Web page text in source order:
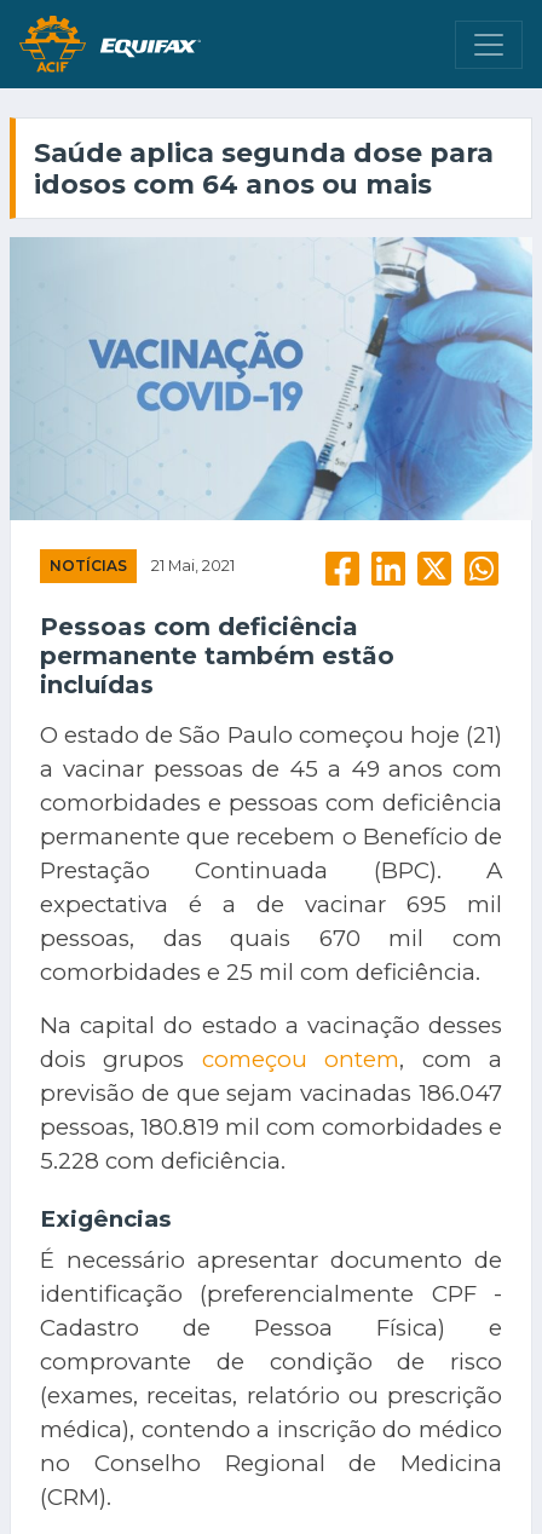
Saúde aplica segunda dose para
idosos com 64 anos ou mais
NOTÍCIAS 21 Mai, 2021
Pessoas com deficiência
permanente também estão
incluídas
O estado de São Paulo começou hoje (21)
a vacinar pessoas de 45 a 49 anos com
comorbidades e pessoas com deficiência
permanente que recebem o Benefício de
Prestação Continuada (BPC). A
expectativa é a de vacinar 695 mil
pessoas, das quais 670 mil com
comorbidades e 25 mil com deficiência.
Na capital do estado a vacinação desses
dois grupos começou ontem, com a
previsão de que sejam vacinadas 186.047
pessoas, 180.819 mil com comorbidades e
5.228 com deficiência.
Exigências
É necessário apresentar documento de
identificação (preferencialmente CPF -
Cadastro de Pessoa Física) e
comprovante de condição de risco
(exames, receitas, relatório ou prescrição
médica), contendo a inscrição do médico
no Conselho Regional de Medicina
(CRM).